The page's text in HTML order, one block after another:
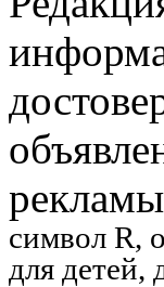
символ R,
для детей,